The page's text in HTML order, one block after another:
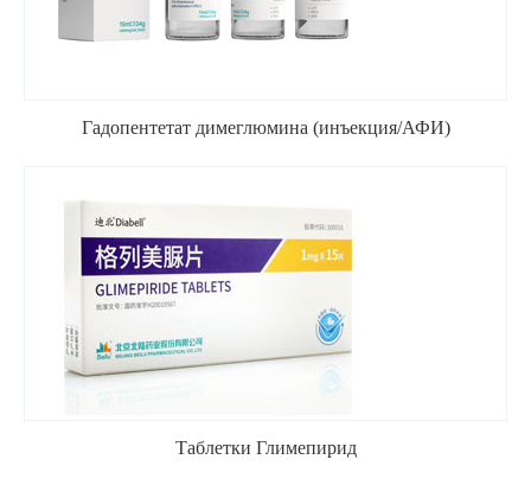
Гадопентетат димеглюмина (инъекция/АФИ)
Таблетки Глимепирид